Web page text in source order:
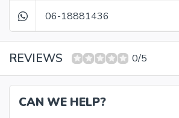
06-18881436
REVIEWS 0/5
CAN WE HELP?